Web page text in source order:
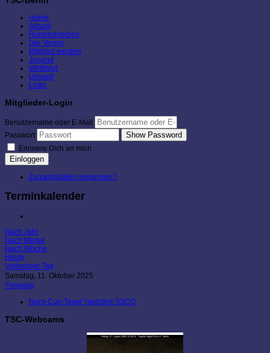
Home
Aktuell
Rundschreiben
Der Verein
Mitglied werden
Jugend
Wettfahrt
Umwelt
Links
Mitglieder-Login
Benutzername oder E-Mail
Passwort
Show Password
Erinnere Dich an mich
Einloggen
Zugangsdaten vergessen?
Terminkalender
Nach Jahr
Nach Monat
Nach Woche
Heute
Vorheriger Tag
Samstag, 11. Oktober 2025
Folgetag
Nord-Cup-Tegel Yardstick SSCO
TSC-Webcams